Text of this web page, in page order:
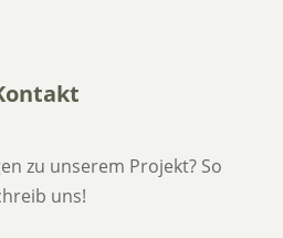
zu unserem Projekt? So
uns!